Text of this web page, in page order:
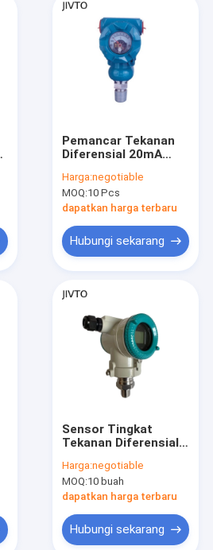
Pemancar Tekanan
Diferensial 20mA
Transduser Tekanan
Diferensial
Harga:negotiable
MOQ:10 Pcs
dapatkan harga terbaru
Hubungi sekarang
Sensor Tingkat
Tekanan Diferensial
Untuk Minyak Bumi
Harga:negotiable
MOQ:10 buah
dapatkan harga terbaru
Hubungi sekarang